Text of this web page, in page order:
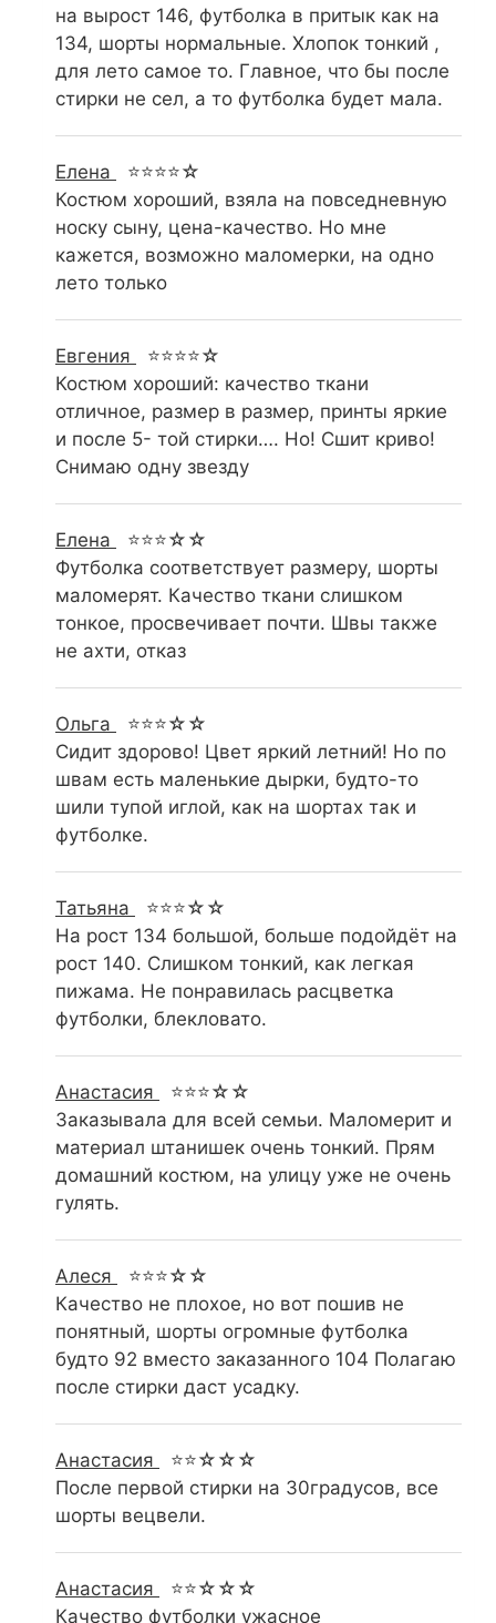
на вырост 146, футболка в притык как на
134, шорты нормальные. Хлопок тонкий ,
для лето самое то. Главное, что бы после
стирки не сел, а то футболка будет мала.
Елена
⭐⭐⭐⭐☆
Костюм хороший, взяла на повседневную
носку сыну, цена-качество. Но мне
кажется, возможно маломерки, на одно
лето только
Евгения
⭐⭐⭐⭐☆
Костюм хороший: качество ткани
отличное, размер в размер, принты яркие
и после 5- той стирки…. Но! Сшит криво!
Снимаю одну звезду
Елена
⭐⭐⭐☆☆
Футболка соответствует размеру, шорты
маломерят. Качество ткани слишком
тонкое, просвечивает почти. Швы также
не ахти, отказ
Ольга
⭐⭐⭐☆☆
Сидит здорово! Цвет яркий летний! Но по
швам есть маленькие дырки, будто-то
шили тупой иглой, как на шортах так и
футболке.
Татьяна
⭐⭐⭐☆☆
На рост 134 большой, больше подойдёт на
рост 140. Слишком тонкий, как легкая
пижама. Не понравилась расцветка
футболки, блекловато.
Анастасия
⭐⭐⭐☆☆
Заказывала для всей семьи. Маломерит и
материал штанишек очень тонкий. Прям
домашний костюм, на улицу уже не очень
гулять.
Алеся
⭐⭐⭐☆☆
Качество не плохое, но вот пошив не
понятный, шорты огромные футболка
будто 92 вместо заказанного 104 Полагаю
после стирки даст усадку.
Анастасия
⭐⭐☆☆☆
После первой стирки на 30градусов, все
шорты вецвели.
Анастасия
⭐⭐☆☆☆
Качество футболки ужасное